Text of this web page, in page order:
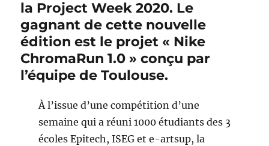
la Project Week 2020. Le
gagnant de cette nouvelle
édition est le projet « Nike
ChromaRun 1.0 » conçu par
l’équipe de Toulouse.
À l’issue d’une compétition d’une
semaine qui a réuni 1000 étudiants des 3
écoles Epitech, ISEG et e-artsup, la